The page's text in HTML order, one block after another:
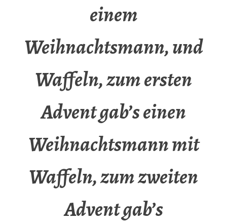
einem
Weihnachtsmann, und
Waffeln, zum ersten
Advent gab’s einen
Weihnachtsmann mit
Waffeln, zum zweiten
Advent gab’s